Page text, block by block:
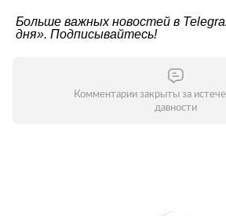
Больше важных новостей в
дня». Подписывайтесь!
Комментарии закрыты за
давности